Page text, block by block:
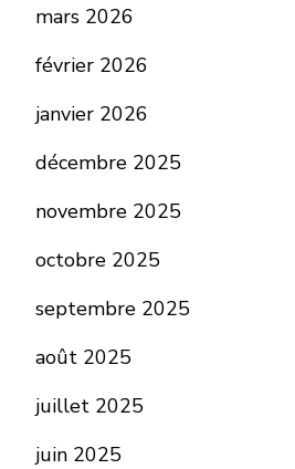
mars 2026
février 2026
janvier 2026
décembre 2025
novembre 2025
octobre 2025
septembre 2025
août 2025
juillet 2025
juin 2025